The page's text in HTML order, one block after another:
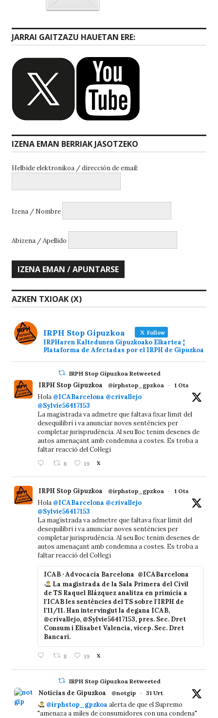
JARRAI GAITZAZU HAUETAN ERE:
IZENA EMAN BERRIAK JASOTZEKO
Helbide elektronikoa / dirección de email:
Izena / Nombre
Abizena / Apellido
AZKEN TXIOAK (X)
IRPH Stop Gipuzkoa Follow
IRPHaren Kaltedunen Gipuzkoako Elkartea ¦
Plataforma de Afectadas por el IRPH de Gipuzkoa
IRPH Stop Gipuzkoa Retweeted
IRPH Stop Gipuzkoa @irphstop_gpzkoa · 1 Ots
Hola @ICABarcelona @crivallejo
@Sylvie56417153
La magistrada va admetre que faltava fixar límit del
desequilibri i va anunciar noves sentències per
completar jurisprudència. Al seu lloc tenim desenes de
autos amenaçant amb condemna a costes. Es troba a
faltar reacció del Col·legi
8 19 X
IRPH Stop Gipuzkoa @irphstop_gpzkoa · 1 Ots
Hola @ICABarcelona @crivallejo
@Sylvie56417153
La magistrada va admetre que faltava fixar límit del
desequilibri i va anunciar noves sentències per
completar jurisprudència. Al seu lloc tenim desenes de
autos amenaçant amb condemna a costes. Es troba a
faltar reacció del Col·legi
ICAB · Advocacia Barcelona @ICABarcelona
La magistrada de la Sala Primera del Civil
de TS Raquel Blázquez analitza en primícia a
l'ICAB les sentències del TS sobre l'IRPH de
l'11/11. Han intervingut la degana ICAB,
@crivallejo, @Sylvie56417153, pres. Sec. Dret
Consum i Elisabet Valencia, vicep. Sec. Dret
Bancari.
8 19 X
IRPH Stop Gipuzkoa Retweeted
Noticias de Gipuzkoa @notgip · 31 Urt
@irphstop_gpzkoa alerta de que el Supremo
"amenaza a miles de consumidores con una condena"